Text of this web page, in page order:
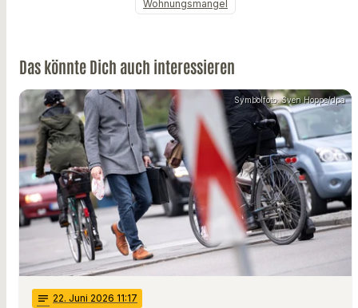
Wohnungsmangel
Das könnte Dich auch interessieren
Symbolfoto: Sven Hoppe/dpa
notes 22. Juni 2026 11:17